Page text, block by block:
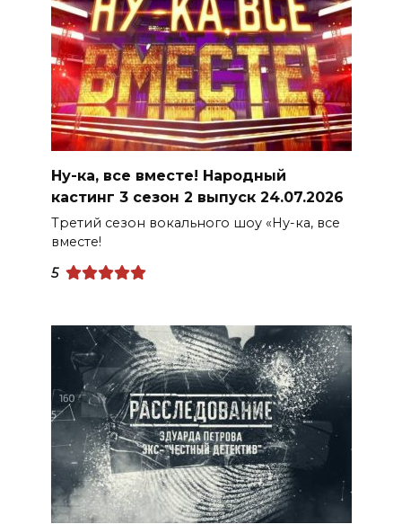
Ну-ка, все вместе! Народный
кастинг 3 сезон 2 выпуск 24.07.2026
Третий сезон вокального шоу «Ну-ка, все
вместе!
5